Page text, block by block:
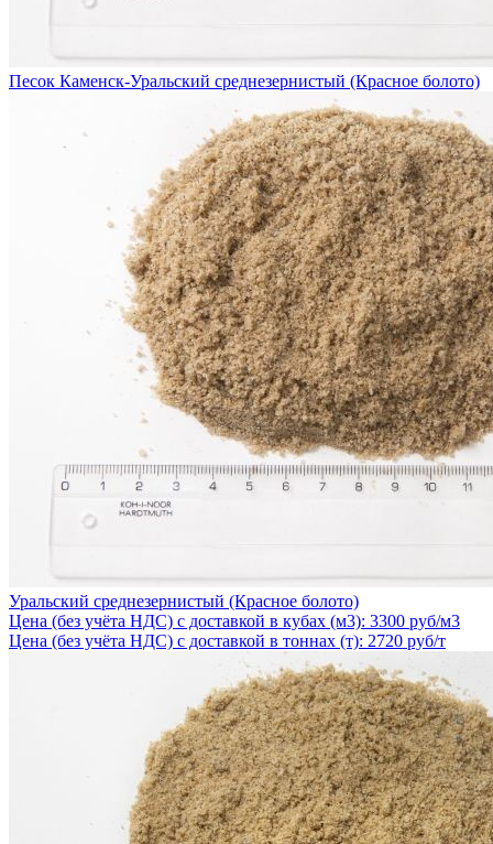
Песок Каменск-Уральский среднезернистый (Красное болото)
Уральский среднезернистый (Красное болото)
Цена (без учёта НДС) с доставкой в кубах (м3): 3300 руб/м3
Цена (без учёта НДС) с доставкой в тоннах (т): 2720 руб/т